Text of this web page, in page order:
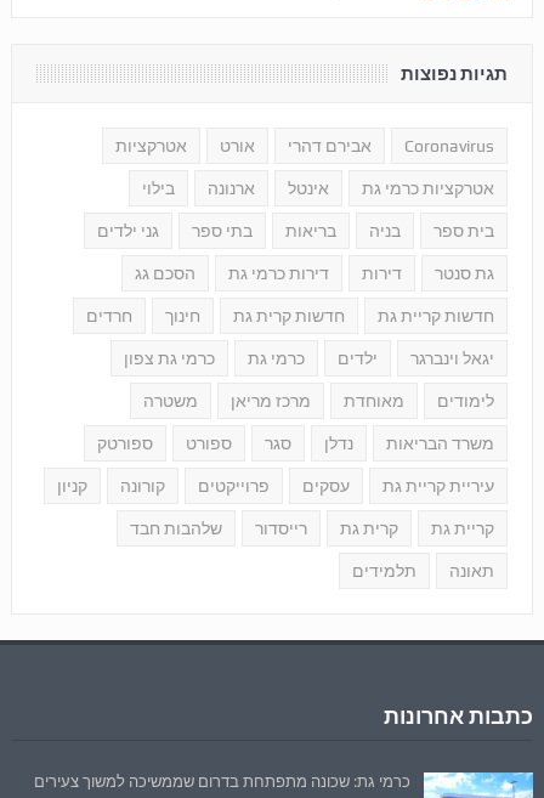
תגיות נפוצות
Coronavirus אבירם דהרי אורט אטרקציות
אטרקציות כרמי גת אינטל ארנונה בילוי
בית ספר בניה בריאות בתי ספר גני ילדים
גת סנטר דירות דירות כרמי גת הסכם גג
חדשות קריית גת חדשות קרית גת חינוך חרדים
יגאל וינברגר ילדים כרמי גת כרמי גת צפון
לימודים מאוחדת מרכז מריאן משטרה
משרד הבריאות נדלן סגר ספורט ספורטק
עיריית קריית גת עסקים פרוייקטים קורונה קניון
קריית גת קרית גת רייסדור שלהבות חבד
תאונה תלמידים
כתבות אחרונות
כרמי גת: שכונה מתפתחת בדרום שממשיכה למשוך צעירים